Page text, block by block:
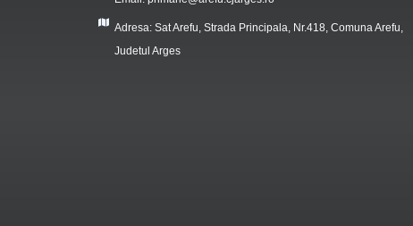
Adresa: Sat Arefu, Strada Principala, Nr.418, Comuna Arefu,
Judetul Arges